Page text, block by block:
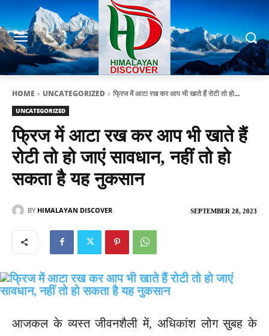
HOME UNCATEGORIZED फ्रिज में आटा रख कर आप भी खाते हैं रोटी तो हो...
UNCATEGORIZED
फ्रिज में आटा रख कर आप भी खाते हैं
रोटी तो हो जाएं सावधान, नहीं तो हो
सकता है यह नुकसान
SEPTEMBER 28, 2023
BY HIMALAYAN DISCOVER
आजकल के व्यस्त जीवनशैली में, अधिकांश लोग सुबह के